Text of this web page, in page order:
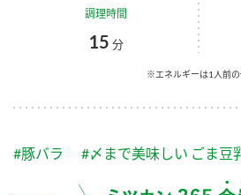
スープ
ふりかけ
つゆ
企業理念
ミツカンの歴史
ミツカンを知る
環境への取り組み
調理時間
15 分
※エネルギーは1人前
#豚バラ #〆まで美味しい ごま豆